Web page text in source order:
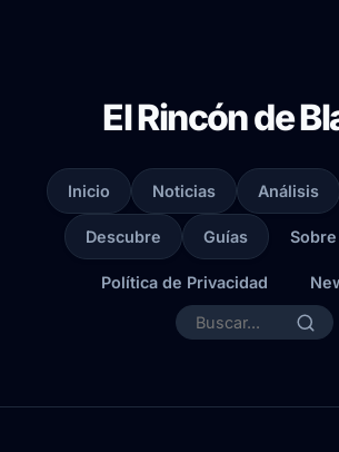
El Rincón de
Inicio Noticias Análisis
Descubre Guías
Política de Privacidad